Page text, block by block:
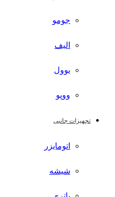
جومو
الیف
یوول
ووپو
تجهیزات جانبی
اتومایزر
شیشه